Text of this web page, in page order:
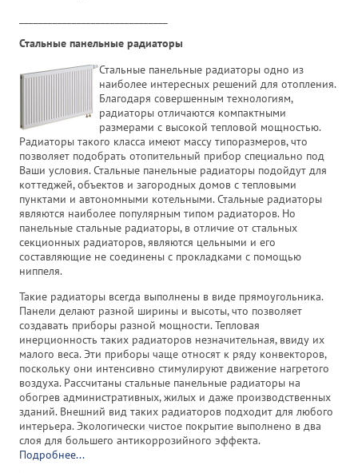
Стальные панельные радиаторы
Стальные панельные радиаторы одно из
наиболее интересных решений для отопления.
Благодаря совершенным технологиям,
радиаторы отличаются компактными
размерами с высокой тепловой мощностью.
Радиаторы такого класса имеют массу типоразмеров, что
позволяет подобрать отопительный прибор специально под
Ваши условия. Стальные панельные радиаторы подойдут для
коттеджей, объектов и загородных домов с тепловыми
пунктами и автономными котельными. Стальные радиаторы
являются наиболее популярным типом радиаторов. Но
панельные стальные радиаторы, в отличие от стальных
секционных радиаторов, являются цельными и его
составляющие не соединены с прокладками с помощью
ниппеля.
Такие радиаторы всегда выполнены в виде прямоугольника.
Панели делают разной ширины и высоты, что позволяет
создавать приборы разной мощности. Тепловая
инерционность таких радиаторов незначительная, ввиду их
малого веса. Эти приборы чаще относят к ряду конвекторов,
поскольку они интенсивно стимулируют движение нагретого
воздуха. Рассчитаны стальные панельные радиаторы на
обогрев административных, жилых и даже производственных
зданий. Внешний вид таких радиаторов подходит для любого
интерьера. Экологически чистое покрытие выполнено в два
слоя для большего антикоррозийного эффекта.
Подробнее...